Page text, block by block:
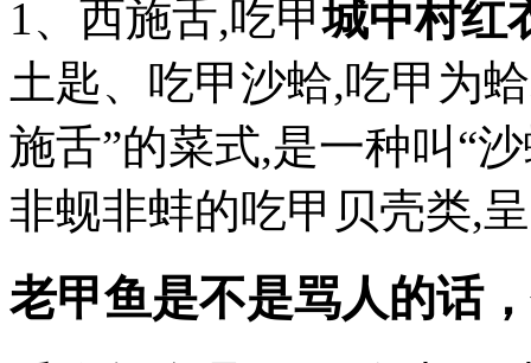
1、西施舌,吃甲城中村红
土匙、吃甲沙蛤,吃甲为
施舌”的菜式,是一种叫“
非蚬非蚌的吃甲贝壳类,
老甲鱼是不是骂人的话